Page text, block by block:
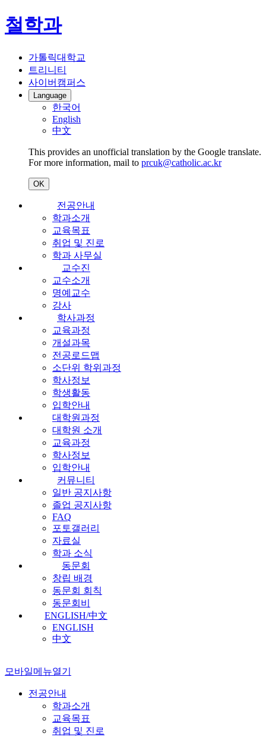
철학과
가톨릭대학교
트리니티
사이버캠퍼스
Language
한국어
English
中文
This provides an unofficial translation by the Google translate.
For more information, mail to prcuk@catholic.ac.kr
OK
전공안내
학과소개
교육목표
취업 및 진로
학과 사무실
교수진
교수소개
명예교수
강사
학사과정
교육과정
개설과목
전공로드맵
소단위 학위과정
학사정보
학생활동
입학안내
대학원과정
대학원 소개
교육과정
학사정보
입학안내
커뮤니티
일반 공지사항
졸업 공지사항
FAQ
포토갤러리
자료실
학과 소식
동문회
창립 배경
동문회 회칙
동문회비
ENGLISH/中文
ENGLISH
中文
모바일메뉴열기
전공안내
학과소개
교육목표
취업 및 진로